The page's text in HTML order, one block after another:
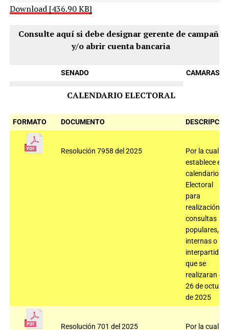
Download [436.90 KB]
Consulte aquí si debe designar gerente de campaña
y/o abrir cuenta bancaria
SENADO CAMARAS
CALENDARIO ELECTORAL
FORMATO DOCUMENTO
Resolución 7958 del 2025
Por la cual se
establece el
calendario
Electoral
para
realización
consultas
populares,
internas o
que se
realizaran el
26 de octubre
de 2025
Resolución 701 del 2025
Por la cual